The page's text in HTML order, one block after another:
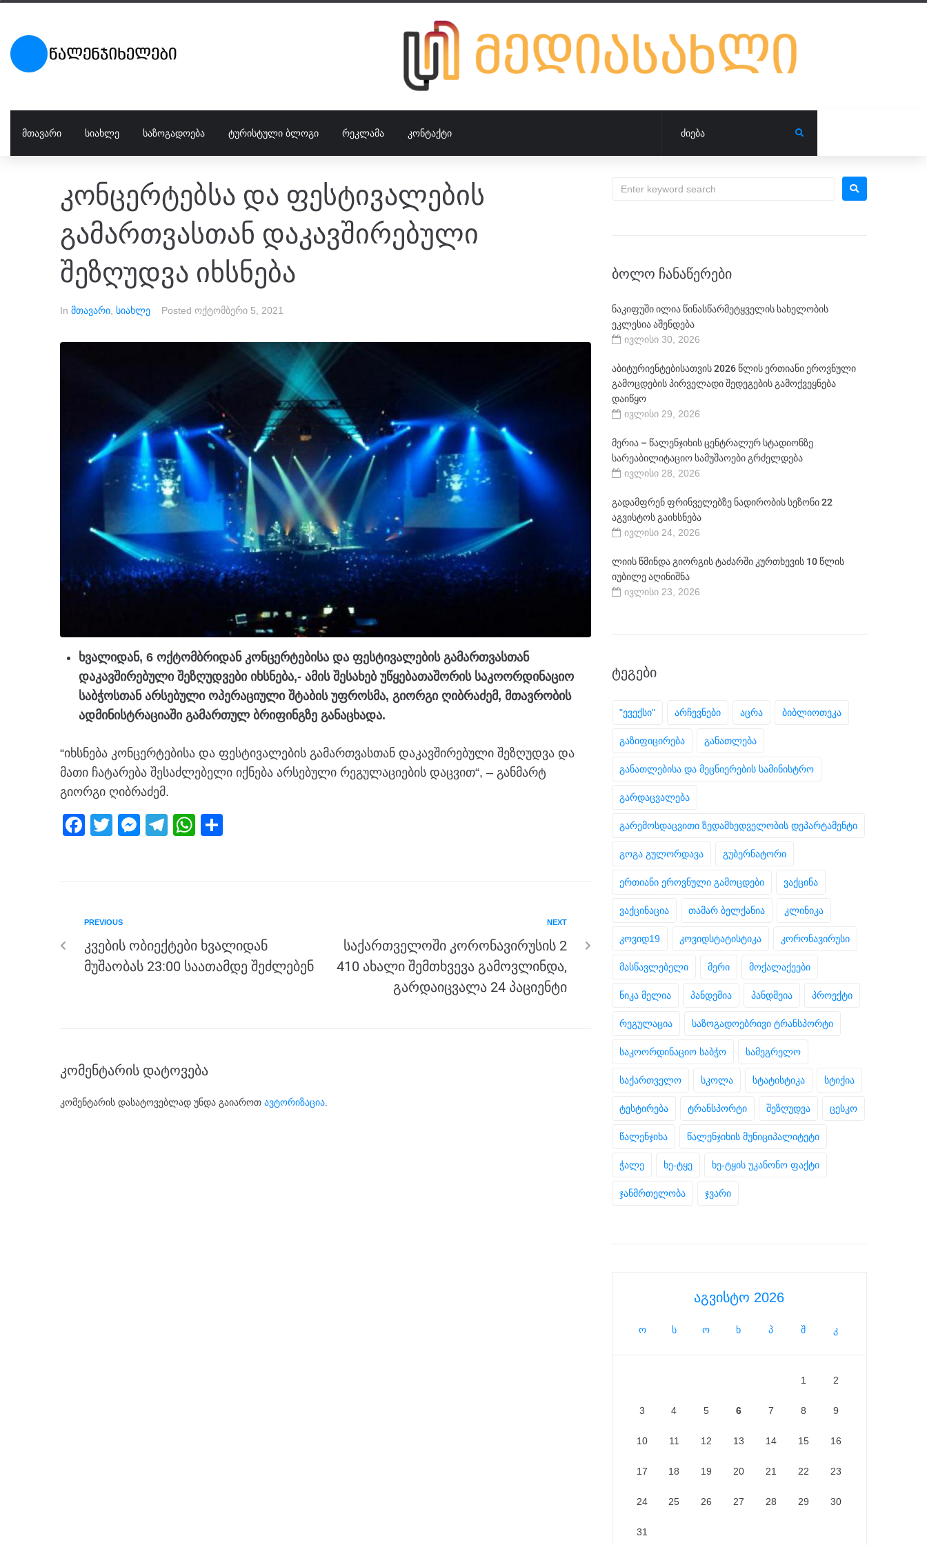
ᲛᲗᲐᲕᲐᲠᲘ ᲡᲘᲐᲮᲚᲔ ᲡᲐᲖᲝᲒᲐᲓᲝᲔᲑᲐ ᲢᲣᲠᲘᲡᲢᲣᲚᲘ ᲑᲚᲝᲒᲘ ᲠᲔᲙᲚᲐᲛᲐ ᲙᲝᲜᲢᲐᲥᲢᲘ
კონცერტებსა და ფესტივალების
გამართვასთან დაკავშირებული
შეზღუდვა იხსნება
In მთავარი სიახლე Posted ოქტომბერი 5, 2021
ხვალიდან, 6 ოქტომბრიდან კონცერტებისა და ფესტივალების გამართვასთან
დაკავშირებული შეზღუდვები იხსნება,- ამის შესახებ უწყებათაშორის საკოორდინაციო
საბჭოსთან არსებული ოპერაციული შტაბის უფროსმა, გიორგი ღიბრაძემ, მთავრობის
ადმინისტრაციაში გამართულ ბრიფინგზე განაცხადა.
“იხსნება კონცერტებისა და ფესტივალების გამართვასთან დაკავშირებული შეზღუდვა და
მათი ჩატარება შესაძლებელი იქნება არსებული რეგულაციების დაცვით“, – განმარტ
გიორგი ღიბრაძემ.
F
b
o
k
T
M
g
er
T
m
W
p
p
PREVIOUS
კვების ობიექტები ხვალიდან
მუშაობას 23:00 საათამდე შეძლებენ
NEXT
საქართველოში კორონავირუსის 2
410 ახალი შემთხვევა გამოვლინდა,
გარდაიცვალა 24 პაციენტი
კომენტარის დატოვება
კომენტარის დასატოვებლად უნდა გაიაროთ ავტორიზაცია
ᲑᲝᲚᲝ ᲩᲐᲜᲐᲬᲔᲠᲔᲑᲘ
ნაკიფუში ილია წინასწარმეტყველის სახელობის
ეკლესია აშენდება
ივლისი 30, 2026
აბიტურიენტებისათვის 2026 წლის ერთიანი ეროვნული
გამოცდების პირველადი შედეგების გამოქვეყნება
დაიწყო
ივლისი 29, 2026
მერია – წალენჯიხის ცენტრალურ სტადიონზე
სარეაბილიტაციო სამუშაოები გრძელდება
ივლისი 28, 2026
გადამფრენ ფრინველებზე ნადირობის სეზონი 22
აგვისტოს გაიხსნება
ივლისი 24, 2026
ლიის წმინდა გიორგის ტაძარში კურთხევის 10 წლის
იუბილე აღინიშნა
ივლისი 23, 2026
ᲢᲔᲒᲔᲑᲘ
"ევექსი" არჩევნები აცრა ბიბლიოთეკა
გაზიფიცირება განათლება
განათლებისა და მეცნიერების სამინისტრო
გარდაცვალება
გარემოსდაცვითი ზედამხედველობის დეპარტამენტი
გოგა გულორდავა გუბერნატორი
ერთიანი ეროვნული გამოცდები ვაქცინა
ვაქცინაცია თამარ ბელქანია კლინიკა
კოვიდ19 კოვიდსტატისტიკა კორონავირუსი
მასწავლებელი მერი მოქალაქეები
ნიკა მელია პანდემია პანდმეია პროექტი
რეგულაცია საზოგადოებრივი ტრანსპორტი
საკოორდინაციო საბჭო სამეგრელო
საქართველო სკოლა სტატისტიკა სტიქია
ტესტირება ტრანსპორტი შეზღუდვა ცესკო
წალენჯიხა წალენჯიხის მუნიციპალიტეტი
ჭალე ხე-ტყე ხე-ტყის უკანონო ფაქტი
ჯანმრთელობა ჯვარი
აგვისტო 2026
ო ს ო ხ პ შ კ
1 2
3 4 5 6 7 8 9
10 11 12 13 14 15 16
17 18 19 20 21 22 23
24 25 26 27 28 29 30
31